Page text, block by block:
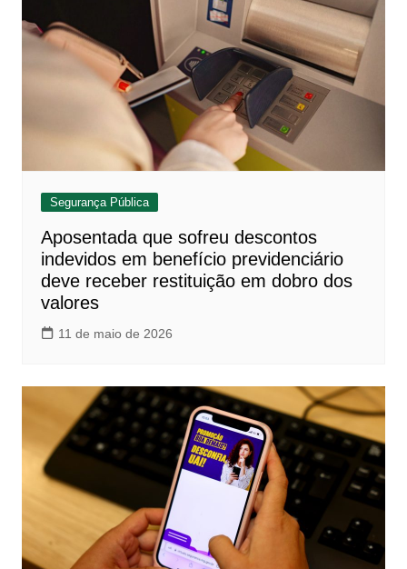
Segurança Pública
Aposentada que sofreu descontos
indevidos em benefício previdenciário
deve receber restituição em dobro dos
valores
11 de maio de 2026